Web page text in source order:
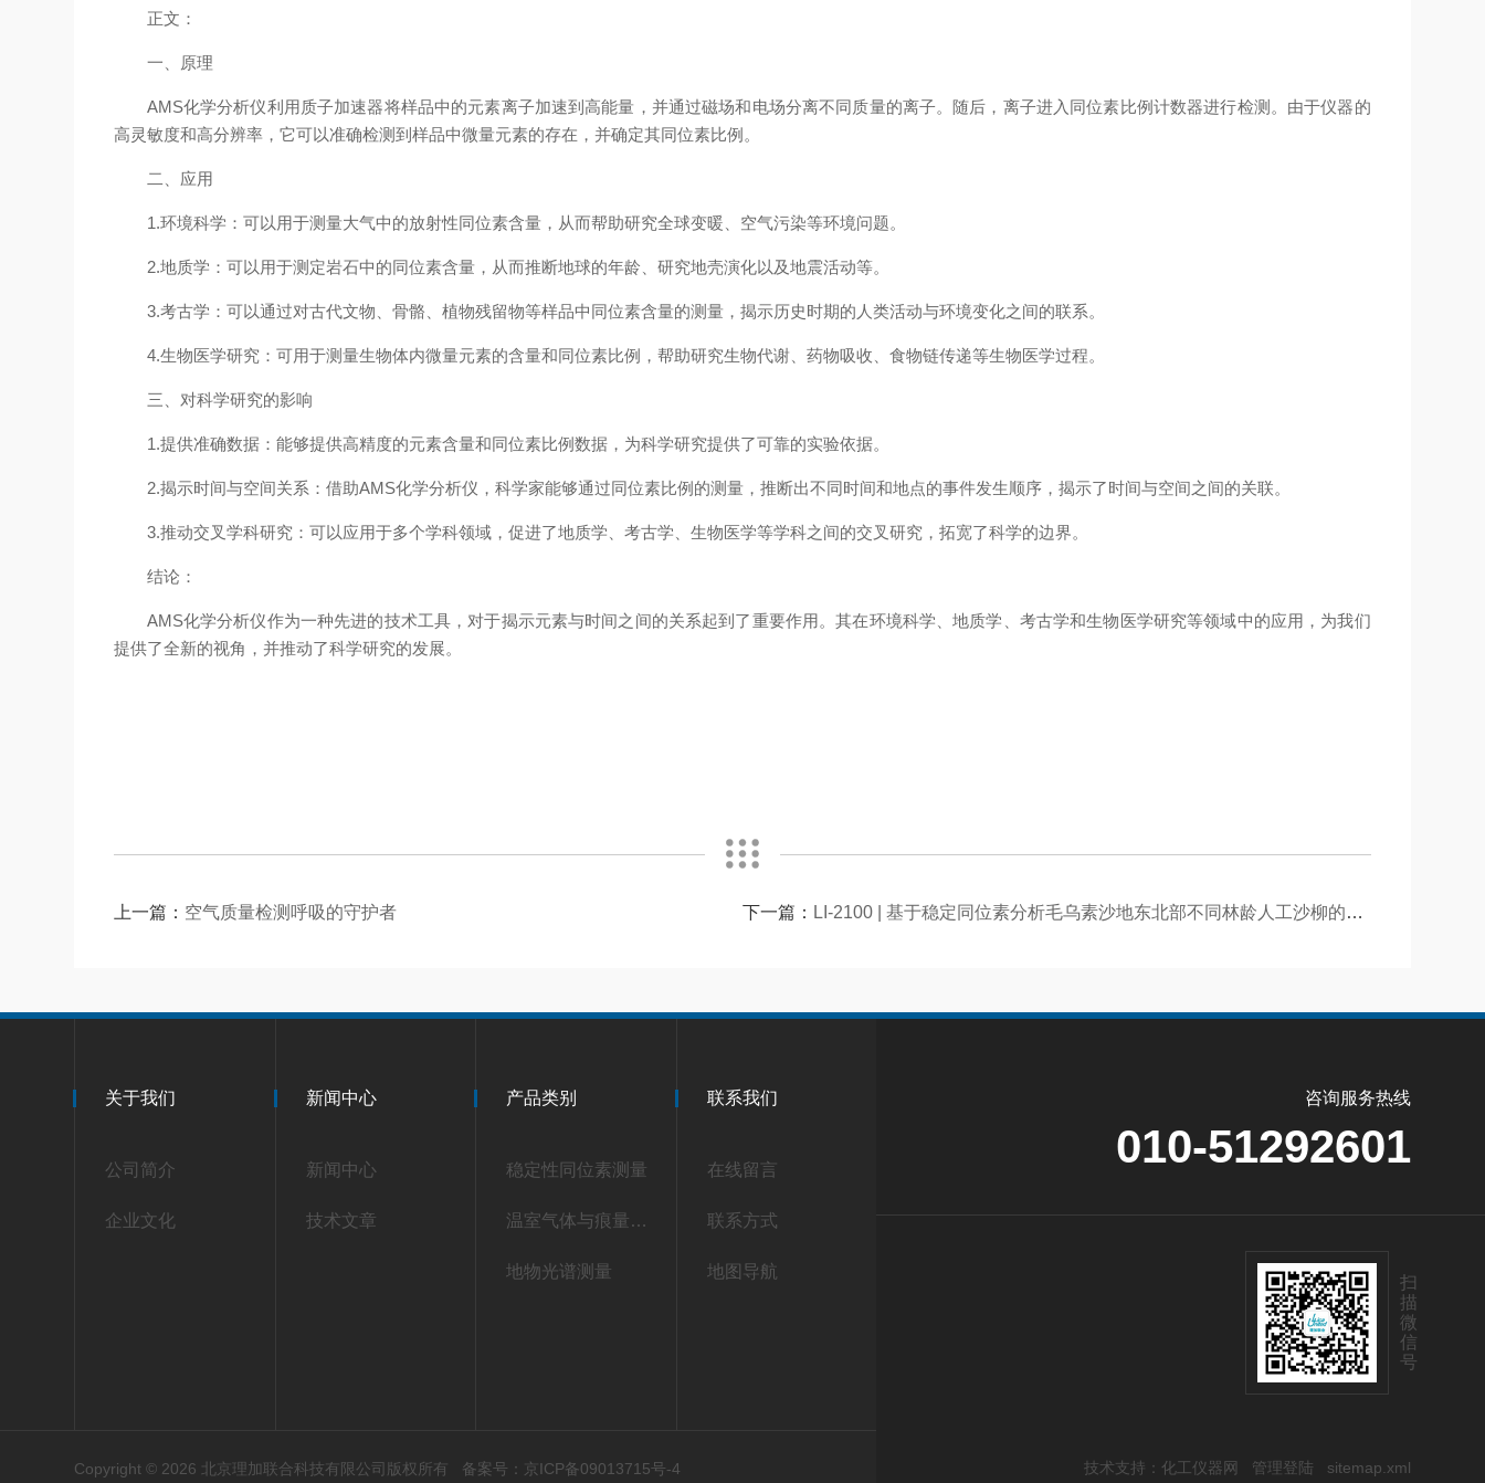
正文：
一、原理
AMS化学分析仪利用质子加速器将样品中的元素离子加速到高能量，并通过磁场和电场分离不同质量的离子。随后，离子进入同位素比例计数器进行检测。由于仪器的
高灵敏度和高分辨率，它可以准确检测到样品中微量元素的存在，并确定其同位素比例。
二、应用
1.环境科学：可以用于测量大气中的放射性同位素含量，从而帮助研究全球变暖、空气污染等环境问题。
2.地质学：可以用于测定岩石中的同位素含量，从而推断地球的年龄、研究地壳演化以及地震活动等。
3.考古学：可以通过对古代文物、骨骼、植物残留物等样品中同位素含量的测量，揭示历史时期的人类活动与环境变化之间的联系。
4.生物医学研究：可用于测量生物体内微量元素的含量和同位素比例，帮助研究生物代谢、药物吸收、食物链传递等生物医学过程。
三、对科学研究的影响
1.提供准确数据：能够提供高精度的元素含量和同位素比例数据，为科学研究提供了可靠的实验依据。
2.揭示时间与空间关系：借助AMS化学分析仪，科学家能够通过同位素比例的测量，推断出不同时间和地点的事件发生顺序，揭示了时间与空间之间的关联。
3.推动交叉学科研究：可以应用于多个学科领域，促进了地质学、考古学、生物医学等学科之间的交叉研究，拓宽了科学的边界。
结论：
AMS化学分析仪作为一种先进的技术工具，对于揭示元素与时间之间的关系起到了重要作用。其在环境科学、地质学、考古学和生物医学研究等领域中的应用，为我们
提供了全新的视角，并推动了科学研究的发展。
上一篇： 空气质量检测呼吸的守护者 下一篇： LI-2100 | 基于稳定同位素分析毛乌素沙地东北部不同林龄人工沙柳的水分利用来源
关于我们
公司简介
企业文化
新闻中心
新闻中心
技术文章
产品类别
稳定性同位素测量
温室气体与痕量气体测量
地物光谱测量
联系我们
在线留言
联系方式
地图导航
咨询服务热线
010-51292601
扫
描
微
信
号
Copyright © 2026 北京理加联合科技有限公司版权所有 备案号：京ICP备09013715号-4 技术支持： 化工仪器网 管理登陆 sitemap.xml